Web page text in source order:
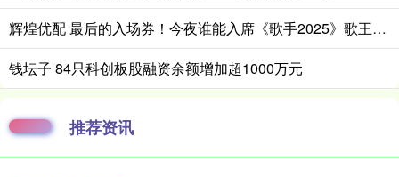
辉煌优配 最后的入场券！今夜谁能入席《歌手2025》歌王之战？_A-Lin_舞台_格瑞丝·金斯勒
钱坛子 84只科创板股融资余额增加超1000万元
推荐资讯